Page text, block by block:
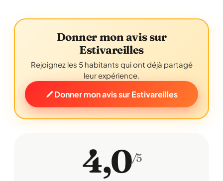
Donner mon avis sur
Estivareilles
Rejoignez les 5 habitants qui ont déjà partagé
leur expérience.
Donner mon avis sur Estivareilles
4,0/5